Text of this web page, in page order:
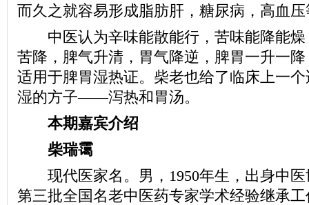
而久之就容易形成脂肪肝，糖尿病，高血
中医认为辛味能散能行，苦味能降能燥
苦降，脾气升清，胃气降逆，脾胃一升一
适用于脾胃湿热证。柴老也给了临床上一
湿的方子——泻热和胃汤。
本期嘉宾介绍
柴瑞霭
现代医家名。男，1950年生，出身中医
第三批全国名老中医药专家学术经验继承